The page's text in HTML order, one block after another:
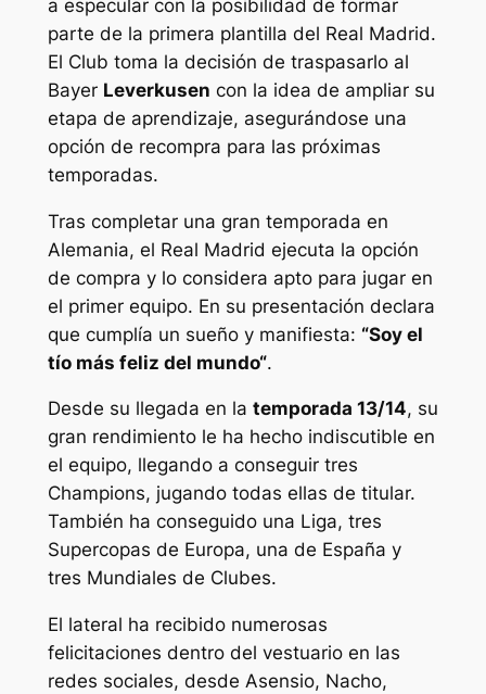
a especular con la posibilidad de formar
parte de la primera plantilla del Real Madrid.
El Club toma la decisión de traspasarlo al
Bayer Leverkusen con la idea de ampliar su
etapa de aprendizaje, asegurándose una
opción de recompra para las próximas
temporadas.
Tras completar una gran temporada en
Alemania, el Real Madrid ejecuta la opción
de compra y lo considera apto para jugar en
el primer equipo. En su presentación declara
que cumplía un sueño y manifiesta: “Soy el
tío más feliz del mundo“.
Desde su llegada en la temporada 13/14, su
gran rendimiento le ha hecho indiscutible en
el equipo, llegando a conseguir tres
Champions, jugando todas ellas de titular.
También ha conseguido una Liga, tres
Supercopas de Europa, una de España y
tres Mundiales de Clubes.
El lateral ha recibido numerosas
felicitaciones dentro del vestuario en las
redes sociales, desde Asensio, Nacho,